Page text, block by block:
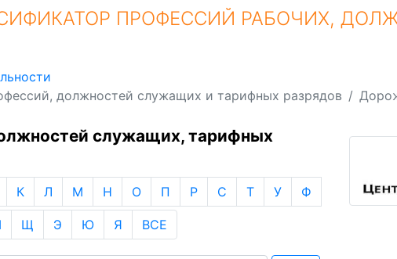
ПРОФЕССИЙ РАБОЧИХ,
должностей служащих и тарифных разрядов
служащих, тарифных
К Л М Н О П Р С Т У Ф
Щ Э Ю Я ВСЕ